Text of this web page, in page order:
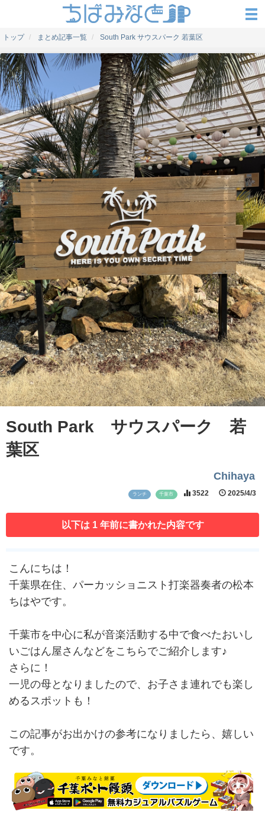
トップ まとめ記事一覧 South Park サウスパーク 若葉区
South Park サウスパーク 若
葉区
Chihaya
ランチ 千葉市 3522 2025/4/3
以下は 1 年前に書かれた内容です
こんにちは！
千葉県在住、パーカッショニスト打楽器奏者の松本
ちはやです。
千葉市を中心に私が音楽活動する中で食べたおいし
いごはん屋さんなどをこちらでご紹介します♪
さらに！
一児の母となりましたので、お子さま連れでも楽し
めるスポットも！
この記事がお出かけの参考になりましたら、嬉しい
です。